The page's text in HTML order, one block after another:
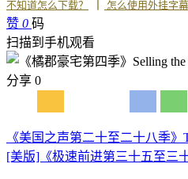
不知道怎么下载？ 怎么使用外挂字幕
赞 0 码
扫描到手机观看
分享 0
《美国之声第二十至二十八季》
[美版]《极速前进第三十五至三